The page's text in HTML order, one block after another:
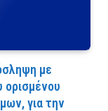
με
ορισμένου
για την